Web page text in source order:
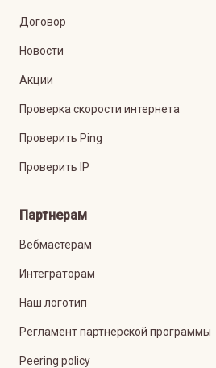
Договор
Новости
Акции
Проверка скорости интернета
Проверить Ping
Проверить IP
Партнерам
Вебмастерам
Интеграторам
Наш логотип
Регламент партнерской программы
Peering policy